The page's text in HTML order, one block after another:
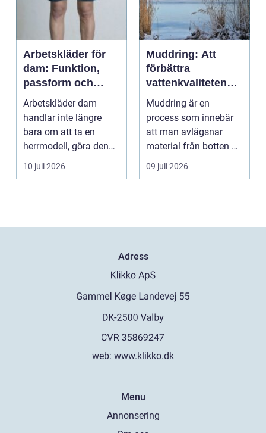
Arbetskläder för
dam: Funktion,
passform och
hållbarhet i fokus
Arbetskläder dam
handlar inte längre
bara om att ta en
herrmodell, göra den
mindre oc...
10 juli 2026
Muddring: Att
förbättra
vattenkvaliteten
och möjliggöra
navigering
Muddring är en
process som innebär
att man avlägsnar
material från botten av
en...
09 juli 2026
Adress
web: www.klikko.dk
Menu
Annonsering